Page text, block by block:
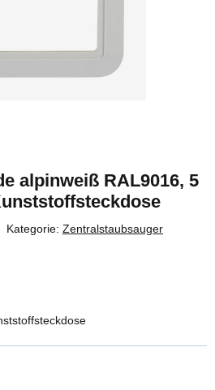
alpinweiß RAL9016, 5
Kategorie: Zentralstaubsauger